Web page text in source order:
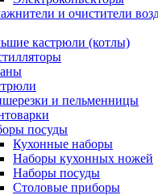
и очистители
кастрюли (котлы)
и пельменницы
посуды
Кухонные наборы
Наборы кухонных ножей
Наборы посуды
Столовые приборы